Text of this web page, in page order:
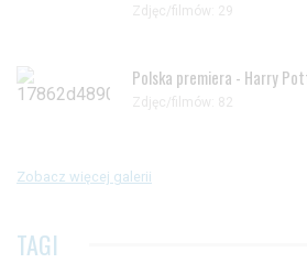
Zdjęc/filmów: 29
Polska premiera - Harry
Zdjęc/filmów: 82
Zobacz więcej galerii
TAGI